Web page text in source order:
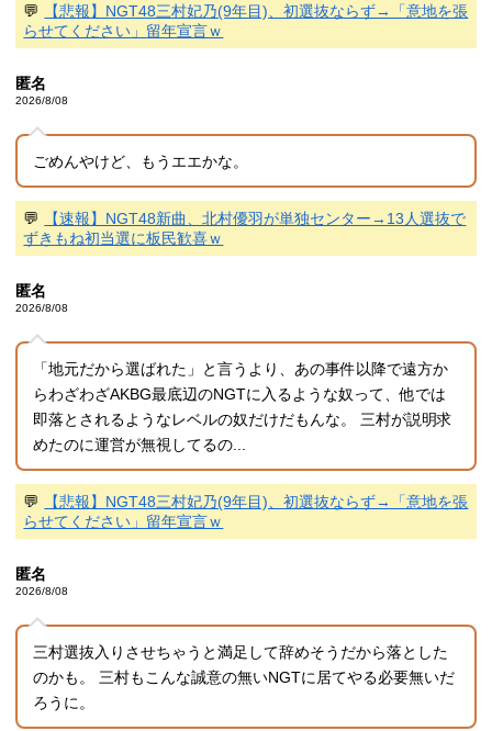
💬
【悲報】NGT48三村妃乃(9年目)、初選抜ならず→「意地を張
らせてください」留年宣言ｗ
匿名
2026/8/08
ごめんやけど、もうエエかな。
💬
【速報】NGT48新曲、北村優羽が単独センター→13人選抜で
ずきもね初当選に板民歓喜ｗ
匿名
2026/8/08
「地元だから選ばれた」と言うより、あの事件以降で遠方か
らわざわざAKBG最底辺のNGTに入るような奴って、他では
即落とされるようなレベルの奴だけだもんな。 三村が説明求
めたのに運営が無視してるの...
💬
【悲報】NGT48三村妃乃(9年目)、初選抜ならず→「意地を張
らせてください」留年宣言ｗ
匿名
2026/8/08
三村選抜入りさせちゃうと満足して辞めそうだから落とした
のかも。 三村もこんな誠意の無いNGTに居てやる必要無いだ
ろうに。